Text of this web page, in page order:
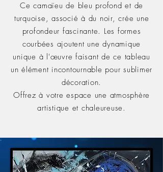
Ce camaïeu de bleu profond et de
turquoise, associé à du noir, crée une
profondeur fascinante. Les formes
courbées ajoutent une dynamique
unique à l'œuvre faisant de ce tableau
un élément incontournable pour sublimer
décoration.
Offrez à votre espace une atmosphère
artistique et chaleureuse.